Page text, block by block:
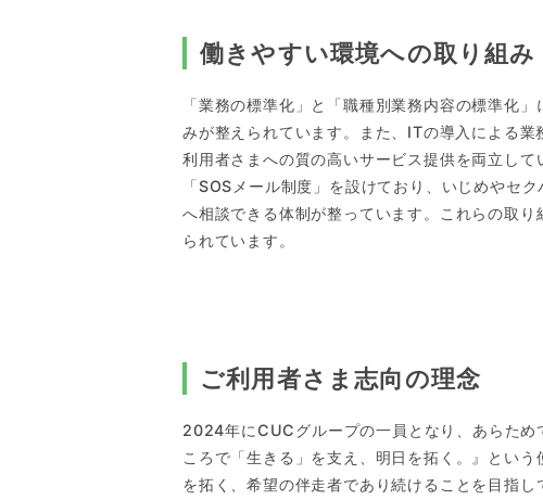
働きやすい環境への取り組み
「業務の標準化」と「職種別業務内容の標準化
みが整えられています。また、ITの導入による
利用者さまへの質の高いサービス提供を両立し
「SOSメール制度」を設けており、いじめやセ
へ相談できる体制が整っています。これらの取
られています。
ご利用者さま志向の理念
2024年にCUCグループの一員となり、あらため
ころで「生きる」を支え、明日を拓く。』とい
を拓く、希望の伴走者であり続けることを目指し